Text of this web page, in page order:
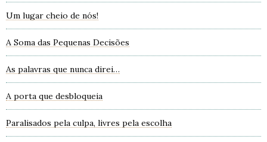
Um lugar cheio de nós!
A Soma das Pequenas Decisões
As palavras que nunca direi…
A porta que desbloqueia
Paralisados pela culpa, livres pela escolha